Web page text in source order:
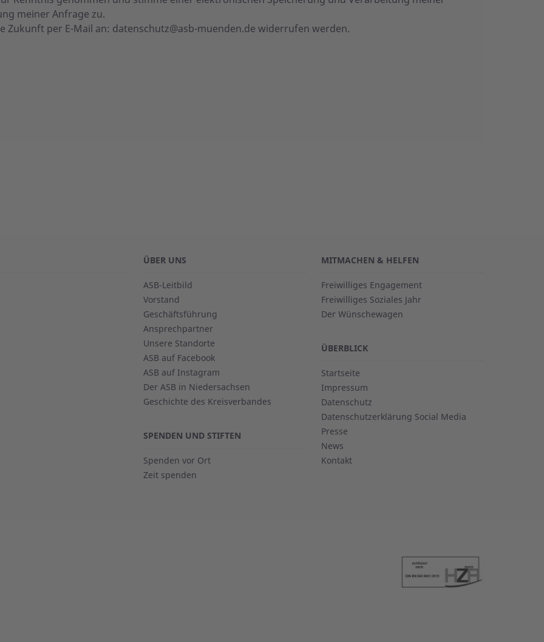
meiner Anfrage zu.
Zukunft per E-Mail an: datenschutz@asb-muenden.de widerrufen werden.
ÜBER UNS
ASB-Leitbild
Vorstand
Geschäftsführung
Ansprechpartner
Unsere Standorte
ASB auf Facebook
ASB auf Instagram
Der ASB in Niedersachsen
Geschichte des Kreisverbandes
SPENDEN UND STIFTEN
Spenden vor Ort
Zeit spenden
MITMACHEN & HELFEN
Freiwilliges Engagement
Freiwilliges Soziales Jahr
Der Wünschewagen
ÜBERBLICK
Startseite
Impressum
Datenschutz
Datenschutzerklärung Social Media
Presse
News
Kontakt